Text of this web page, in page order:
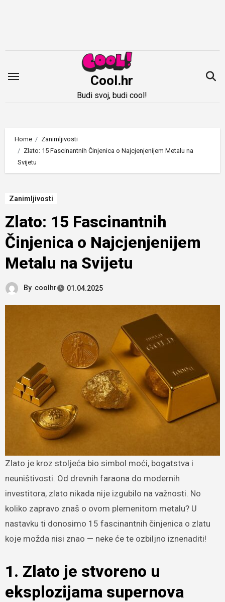
Cool.hr
Budi svoj, budi cool!
Home
Zanimljivosti
Zlato: 15 Fascinantnih Činjenica o Najcjenjenijem Metalu na
Svijetu
Zanimljivosti
Zlato: 15 Fascinantnih
Činjenica o Najcjenjenijem
Metalu na Svijetu
By coolhr 01.04.2025
Zlato je kroz stoljeća bio simbol moći, bogatstva i
neuništivosti. Od drevnih faraona do modernih
investitora, zlato nikada nije izgubilo na važnosti. No
koliko zapravo znaš o ovom plemenitom metalu? U
nastavku ti donosimo 15 fascinantnih činjenica o zlatu
koje možda nisi znao — neke će te ozbiljno iznenaditi!
1. Zlato je stvoreno u
eksplozijama supernova